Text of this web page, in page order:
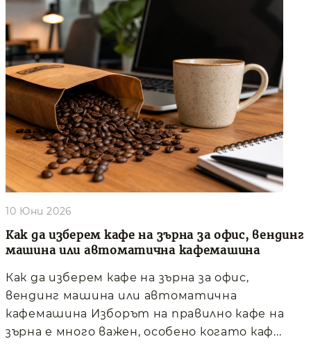
Как да изберем кафе на зърна за офис, вендинг
машина или автоматична кафемашина
10 Юни 2026
Как да изберем кафе на зърна за офис,
вендинг машина или автоматична
кафемашина Изборът на правилно кафе на
зърна е много важен, особено когато каф...